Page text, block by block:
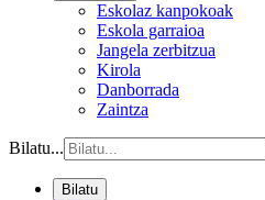
Eskolaz kanpokoak
Eskola garraioa
Jangela zerbitzua
Kirola
Danborrada
Zaintza
Bilatu...
Bilatu